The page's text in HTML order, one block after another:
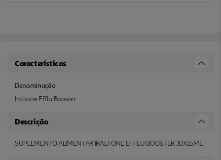
Características
Denominação
Iraltone Efflu Booster
Descrição
SUPLEMENTO ALIMENTAR IRALTONE EFFLU BOOSTER 30X15ML